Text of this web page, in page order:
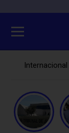
Internacional